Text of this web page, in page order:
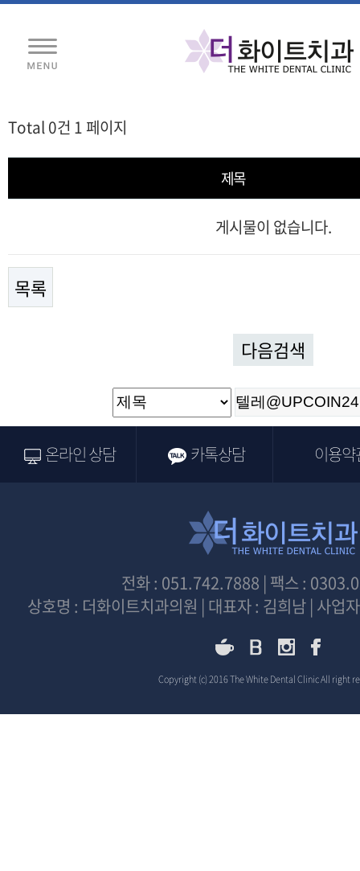
Total 0건 1 페이지
제목
게시물이 없습니다.
목록
다음검색
온라인 상담 카톡상담 이용약
전화 : 051.742.7888 | 팩스 :
상호명 : 더화이트치과의원 | 대표자 : 김희남 | 사
Copyright (c) 2016 The White Dental Clinic All right